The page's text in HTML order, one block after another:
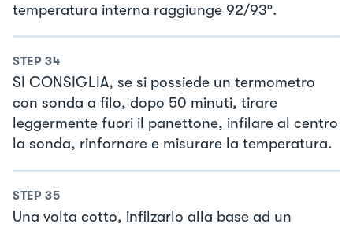
temperatura interna raggiunge 92/93°.
STEP 34
SI CONSIGLIA, se si possiede un termometro
con sonda a filo, dopo 50 minuti, tirare
leggermente fuori il panettone, infilare al centro
la sonda, rinfornare e misurare la temperatura.
STEP 35
Una volta cotto, infilzarlo alla base ad un